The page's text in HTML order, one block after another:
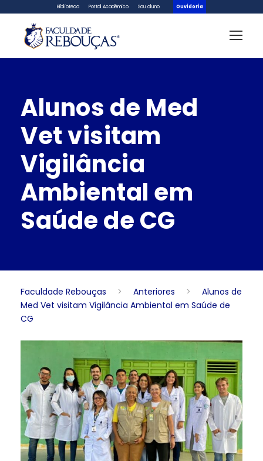
Biblioteca Portal Acadêmico Sou aluno Ouvidoria
Alunos de Med
Vet visitam
Vigilância
Ambiental em
Saúde de CG
Faculdade Rebouças > Anteriores >
Alunos de
Med Vet visitam Vigilância Ambiental em Saúde de
CG